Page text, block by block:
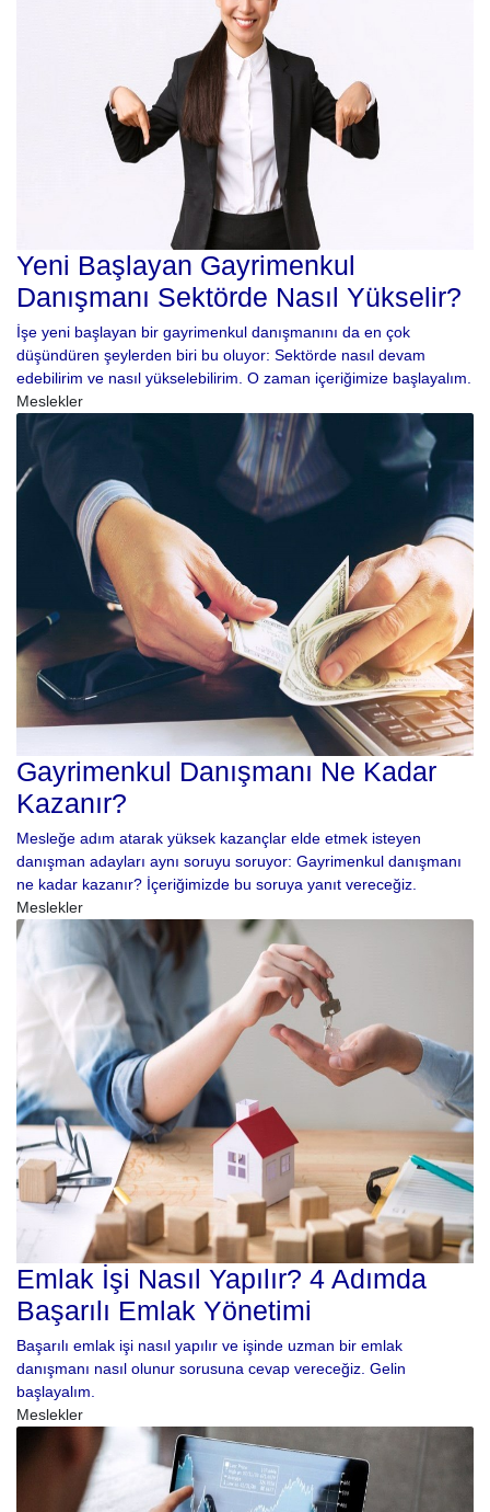
Yeni Başlayan Gayrimenkul
Danışmanı Sektörde Nasıl Yükselir?
İşe yeni başlayan bir gayrimenkul danışmanını da en çok
düşündüren şeylerden biri bu oluyor: Sektörde nasıl devam
edebilirim ve nasıl yükselebilirim. O zaman içeriğimize başlayalım.
Meslekler
Gayrimenkul Danışmanı Ne Kadar
Kazanır?
Mesleğe adım atarak yüksek kazançlar elde etmek isteyen
danışman adayları aynı soruyu soruyor: Gayrimenkul danışmanı
ne kadar kazanır? İçeriğimizde bu soruya yanıt vereceğiz.
Meslekler
Emlak İşi Nasıl Yapılır? 4 Adımda
Başarılı Emlak Yönetimi
Başarılı emlak işi nasıl yapılır ve işinde uzman bir emlak
danışmanı nasıl olunur sorusuna cevap vereceğiz. Gelin
başlayalım.
Meslekler